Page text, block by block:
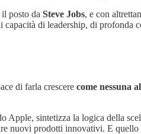
posto da Steve Jobs, e con
di leadership, di profonda
di farla crescere come nessuna
Apple, sintetizza la logica della
nuovi prodotti innovativi. E